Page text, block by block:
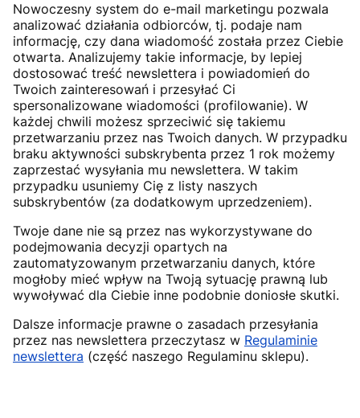
Nowoczesny system do e-mail marketingu pozwala
analizować działania odbiorców, tj. podaje nam
informację, czy dana wiadomość została przez Ciebie
otwarta. Analizujemy takie informacje, by lepiej
dostosować treść newslettera i powiadomień do
Twoich zainteresowań i przesyłać Ci
spersonalizowane wiadomości (profilowanie). W
każdej chwili możesz sprzeciwić się takiemu
przetwarzaniu przez nas Twoich danych. W przypadku
braku aktywności subskrybenta przez 1 rok możemy
zaprzestać wysyłania mu newslettera. W takim
przypadku usuniemy Cię z listy naszych
subskrybentów (za dodatkowym uprzedzeniem).
Twoje dane nie są przez nas wykorzystywane do
podejmowania decyzji opartych na
zautomatyzowanym przetwarzaniu danych, które
mogłoby mieć wpływ na Twoją sytuację prawną lub
wywoływać dla Ciebie inne podobnie doniosłe skutki.
Dalsze informacje prawne o zasadach przesyłania
przez nas newslettera przeczytasz w Regulaminie
newslettera (część naszego Regulaminu sklepu).